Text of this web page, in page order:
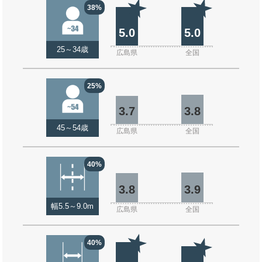
38%
25～34歳
5.0 5.0
広島県 全国
25%
45～54歳
3.7 3.8
広島県 全国
40%
幅5.5～9.0m
3.8 3.9
広島県 全国
40%